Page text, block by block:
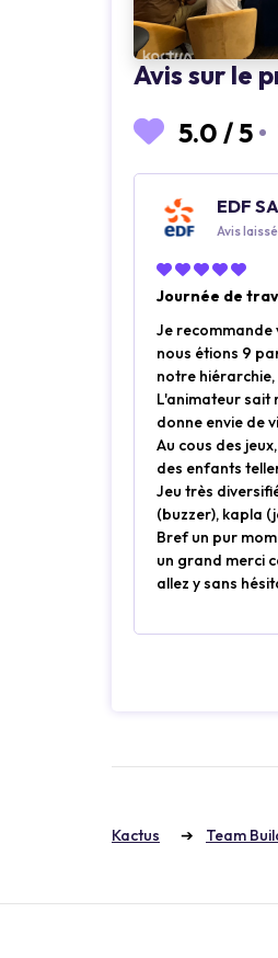
Avis sur le
5.0 /5 •
EDF SA
Avis
Journée de
Je recommande
nous étions 9
notre
L'animateur sait
donne envie de
Au cous des
des enfants
Jeu très
(buzzer), kapla
Bref un pur
un grand merci
allez y sans
Kactus Team